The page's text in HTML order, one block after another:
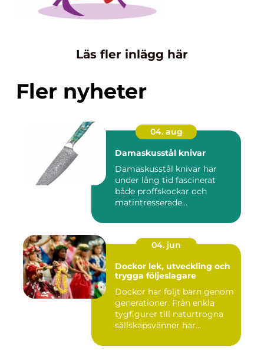
Läs fler inlägg här
Fler nyheter
04. aug
Damaskusstål knivar
Damaskusstål knivar har
under lång tid fascinerat
både proffskockar och
matintresserade
04. jun
Dockor lek, utveckling och
trygga följeslagare
Dockor har följt barn genom
generationer. Från enkla
tygfigurer till naturtrogna
sällskapsvänner har...